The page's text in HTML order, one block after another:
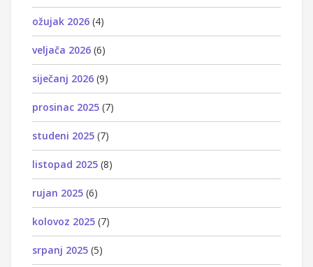
ožujak 2026 (4)
veljača 2026 (6)
siječanj 2026 (9)
prosinac 2025 (7)
studeni 2025 (7)
listopad 2025 (8)
rujan 2025 (6)
kolovoz 2025 (7)
srpanj 2025 (5)